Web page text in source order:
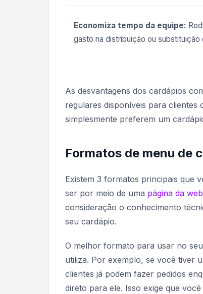
Economiza tempo da equipe:
gasto na distribuição ou substituição
As desvantagens dos cardápios
regulares disponíveis para
simplesmente preferem um
Formatos de menu de
Existem 3 formatos principais que
ser por meio de uma página da web
consideração o conhecimento
seu cardápio.
O melhor formato para usar no
utiliza. Por exemplo, se você tiver
clientes já podem fazer pedidos
direto para ele. Isso exige que